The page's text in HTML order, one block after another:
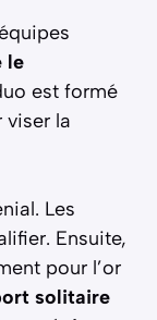
le
est formé
viser la
Les
Ensuite,
pour l’or
solitaire